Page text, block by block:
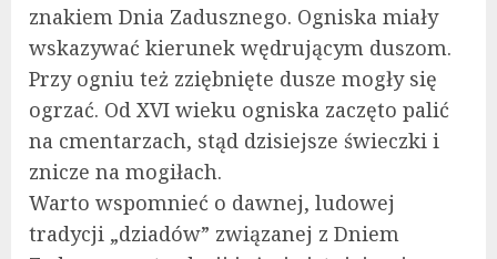
znakiem Dnia Zadusznego. Ogniska miały
wskazywać kierunek wędrującym duszom.
Przy ogniu też zziębnięte dusze mogły się
ogrzać. Od XVI wieku ogniska zaczęto palić
na cmentarzach, stąd dzisiejsze świeczki i
znicze na mogiłach.
Warto wspomnieć o dawnej, ludowej
tradycji „dziadów” związanej z Dniem